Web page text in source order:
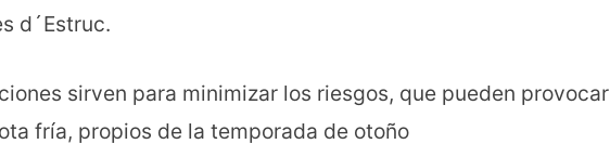
d´Estruc.
sirven para minimizar los riesgos, que pueden provocar
fría, propios de la temporada de otoño